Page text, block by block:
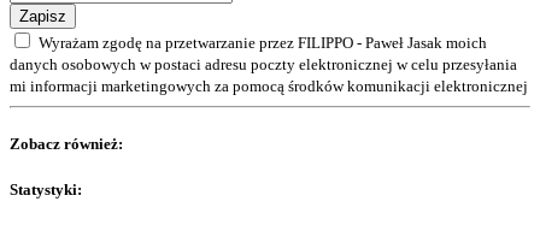
Zapisz
Wyrażam zgodę na przetwarzanie przez FILIPPO - Paweł Jasak moich
danych osobowych w postaci adresu poczty elektronicznej w celu przesyłania
mi informacji marketingowych za pomocą środków komunikacji elektronicznej
Zobacz również:
Statystyki: